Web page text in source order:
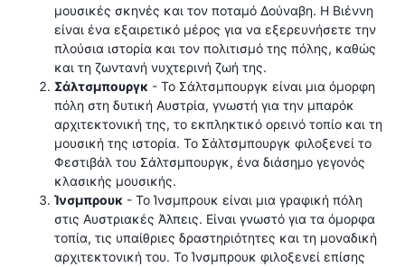
μουσικές σκηνές και τον ποταμό Δούναβη. Η Βιέννη
είναι ένα εξαιρετικό μέρος για να εξερευνήσετε την
πλούσια ιστορία και τον πολιτισμό της πόλης, καθώς
και τη ζωντανή νυχτερινή ζωή της.
Σάλτσμπουργκ - Το Σάλτσμπουργκ είναι μια όμορφη
πόλη στη δυτική Αυστρία, γνωστή για την μπαρόκ
αρχιτεκτονική της, το εκπληκτικό ορεινό τοπίο και τη
μουσική της ιστορία. Το Σάλτσμπουργκ φιλοξενεί το
Φεστιβάλ του Σάλτσμπουργκ, ένα διάσημο γεγονός
κλασικής μουσικής.
Ίνσμπρουκ - Το Ίνσμπρουκ είναι μια γραφική πόλη
στις Αυστριακές Άλπεις. Είναι γνωστό για τα όμορφα
τοπία, τις υπαίθριες δραστηριότητες και τη μοναδική
αρχιτεκτονική του. Το Ίνσμπρουκ φιλοξενεί επίσης